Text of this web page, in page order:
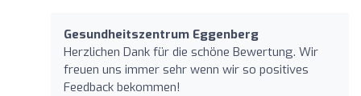
Gesundheitszentrum Eggenberg
Herzlichen Dank für die schöne Bewertung. Wir
freuen uns immer sehr wenn wir so positives
Feedback bekommen!